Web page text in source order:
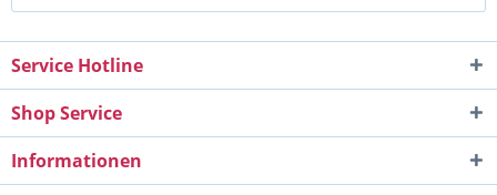
Service Hotline
Shop Service
Informationen